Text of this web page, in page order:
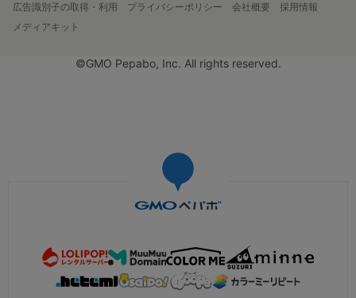
広告識別子の取得・利用
プライバシーポリシー 会社概要
採用情報
メディアキット
©GMO Pepabo, Inc. All rights reserved.